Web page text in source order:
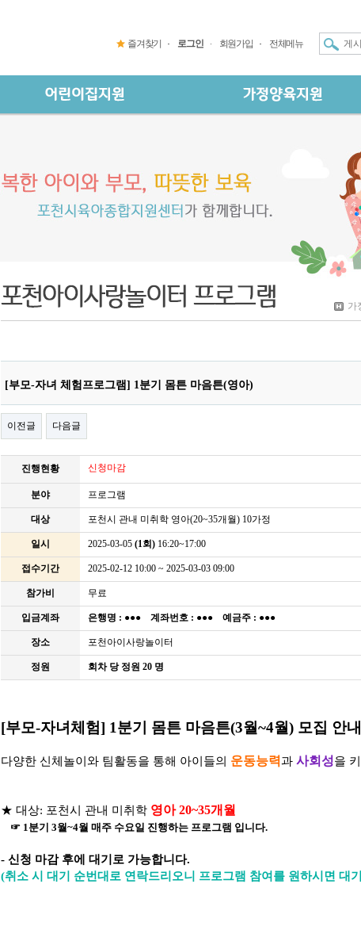
즐겨찾기 로그인 회원가입 전체메뉴
가
[부모-자녀 체험프로그램] 1분기 몸튼 마음튼(영아)
이전글 다음글
진행현황 신청마감
분야 프로그램
대상 포천시 관내 미취학 영아(20~35개월) 10가정
일시 2025-03-05 (1회) 16:20~17:00
접수기간 2025-02-12 10:00 ~ 2025-03-03 09:00
참가비 무료
입금계좌 은행명 : ●●● 계좌번호 : ●●● 예금주 : ●●●
장소 포천아이사랑놀이터
정원 회차 당 정원 20 명
[부모-자녀체험] 1분기 몸튼 마음튼(3월~4월) 모집 안내
다양한 신체놀이와 팀활동을 통해 아이들의 운동능력과 사회성을
★ 대상: 포천시 관내 미취학 영아 20~35개월
☞ 1분기 3월~4월 매주 수요일 진행하는 프로그램 입니다.
- 신청 마감 후에 대기로 가능합니다.
(취소 시 대기 순번대로 연락드리오니 프로그램 참여를 원하시면 대